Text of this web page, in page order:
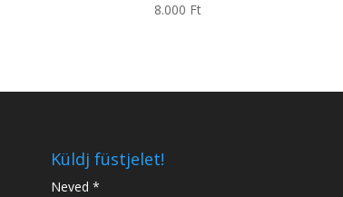
8.000 Ft
Küldj füstjelet!
Neved *